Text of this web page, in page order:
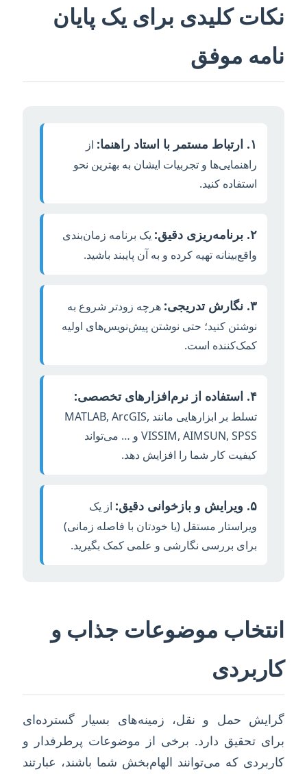
نکات کلیدی برای یک پایان
نامه موفق
۱. ارتباط مستمر با استاد راهنما:
از
راهنمایی‌ها و تجربیات ایشان به بهترین نحو
استفاده کنید.
۲. برنامه‌ریزی دقیق:
یک برنامه زمان‌بندی
واقع‌بینانه تهیه کرده و به آن پایبند باشید.
۳. نگارش تدریجی:
هرچه زودتر شروع به
نوشتن کنید؛ حتی نوشتن پیش‌نویس‌های اولیه
کمک‌کننده است.
۴. استفاده از نرم‌افزارهای تخصصی:
تسلط بر ابزارهایی مانند MATLAB, ArcGIS,
VISSIM, AIMSUN, SPSS و … می‌تواند
کیفیت کار شما را افزایش دهد.
۵. ویرایش و بازخوانی دقیق:
از یک
ویراستار مستقل (یا خودتان با فاصله زمانی)
برای بررسی نگارشی و علمی کمک بگیرید.
انتخاب موضوعات جذاب و
کاربردی
گرایش حمل و نقل، زمینه‌های بسیار گسترده‌ای
برای تحقیق دارد. برخی از موضوعات پرطرفدار و
کاربردی که می‌توانند الهام‌بخش شما باشند، عبارتند